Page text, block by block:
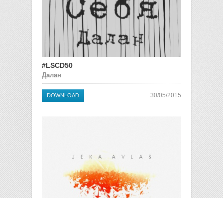
#LSCD50
Далан
DOWNLOAD 30/05/2015